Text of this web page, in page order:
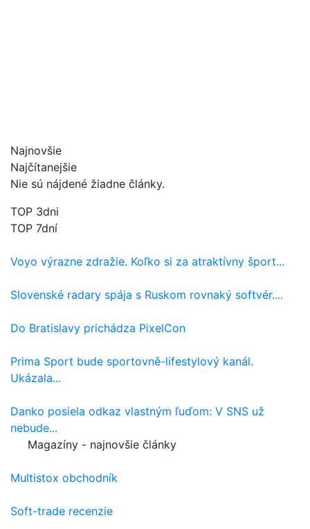
Najnovšie
Najčítanejšie
Nie sú nájdené žiadne články.
TOP 3dni
TOP 7dní
Voyo výrazne zdražie. Koľko si za atraktívny šport...
Slovenské radary spája s Ruskom rovnaký softvér....
Do Bratislavy prichádza PixelCon
Prima Sport bude sportovně-lifestylový kanál.
Ukázala...
Danko posiela odkaz vlastným ľuďom: V SNS už
nebude...
Magazíny - najnovšie články
Multistox obchodník
Soft-trade recenzie